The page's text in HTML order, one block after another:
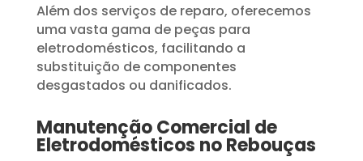
Além dos serviços de reparo, oferecemos
uma vasta gama de peças para
eletrodomésticos, facilitando a
substituição de componentes
desgastados ou danificados.
Manutenção Comercial de
Eletrodomésticos no Rebouças